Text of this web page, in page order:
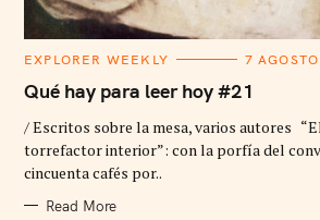
C
T
E
O
R
I
E
EXPLORER WEEKLY 7
Qué hay para leer hoy #21
/ Escritos sobre la mesa, varios autores
torrefactor interior”: con la porfía del
cincuenta cafés por..
Read More